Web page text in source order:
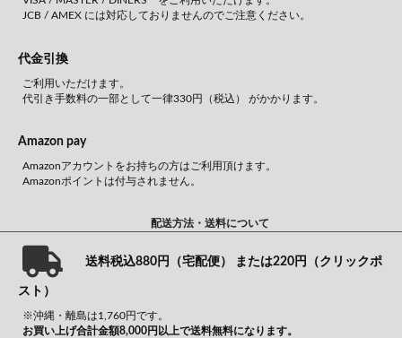
JCB / AMEX には対応しておりませんのでご注意ください。
代金引換
ご利用いただけます。
代引き手数料の一部として一律330円（税込） がかかります。
Amazon pay
Amazonアカウントをお持ちの方はご利用頂けます。
Amazonポイントは付与されません。
配送方法・送料について
送料税込880円（宅配便） または220円（クリックポ
スト）
※沖縄・離島は1,760円です。
お買い上げ合計金額8,000円以上で送料無料になります。